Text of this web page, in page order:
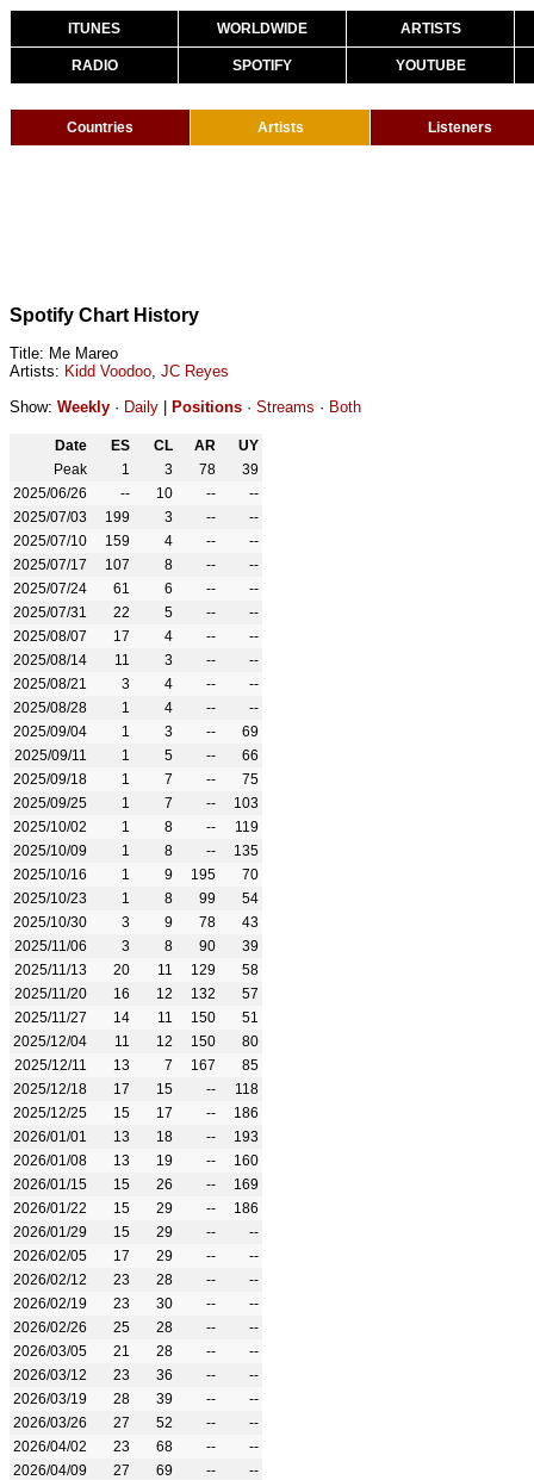
ITUNES WORLDWIDE ARTISTS
RADIO SPOTIFY YOUTUBE
Countries Artists Listeners
Spotify Chart History
Title: Me Mareo
Artists: Kidd Voodoo, JC Reyes
Show: Weekly · Daily Positions · Streams · Both
Date ES CL AR
UY
Peak
1 3 78
39
2025/06/26
-- 10 --
--
2025/07/03
199 3 --
--
2025/07/10
159 4 --
--
2025/07/17
107 8 --
--
2025/07/24
61 6 --
--
2025/07/31
22 5 --
--
2025/08/07
17 4 --
--
2025/08/14
11 3 --
--
2025/08/21
3 4 --
--
2025/08/28
1 4 --
--
2025/09/04
1 3 --
69
2025/09/11
1 5 --
66
2025/09/18
1 7 --
75
2025/09/25
1 7 --
103
2025/10/02
1 8 --
119
2025/10/09
1 8 --
135
2025/10/16
1 9 195
70
2025/10/23
1 8 99
54
2025/10/30
3 9 78
43
2025/11/06
3 8 90
39
2025/11/13
20 11 129
58
2025/11/20
16 12 132
57
2025/11/27
14 11 150
51
2025/12/04
11 12 150
80
2025/12/11
13 7 167
85
2025/12/18
17 15 --
118
2025/12/25
15 17 --
186
2026/01/01
13 18 --
193
2026/01/08
13 19 --
160
2026/01/15
15 26 --
169
2026/01/22
15 29 --
186
2026/01/29
15 29 --
--
2026/02/05
17 29 --
--
2026/02/12
23 28 --
--
2026/02/19
23 30 --
--
2026/02/26
25 28 --
--
2026/03/05
21 28 --
--
2026/03/12
23 36 --
--
2026/03/19
28 39 --
--
2026/03/26
27 52 --
--
2026/04/02
23 68 --
--
2026/04/09
27 69 --
--